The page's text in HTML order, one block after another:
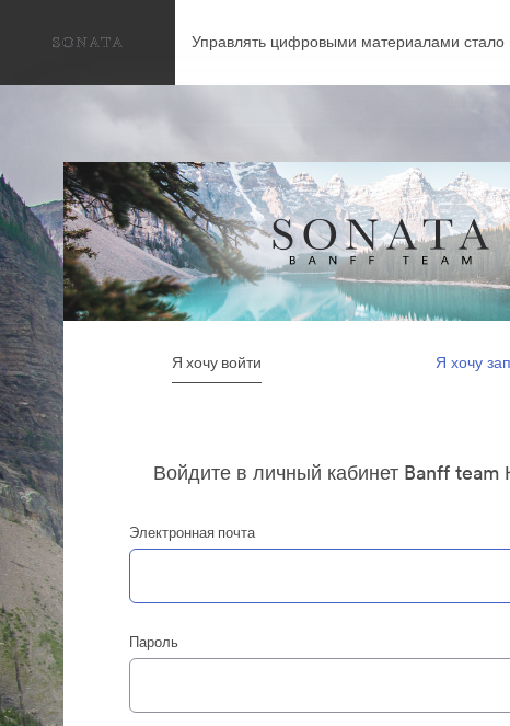
Управлять цифровыми материалами
Я хочу войти Я хочу
Войдите в личный кабинет Banff team
Электронная почта
Пароль